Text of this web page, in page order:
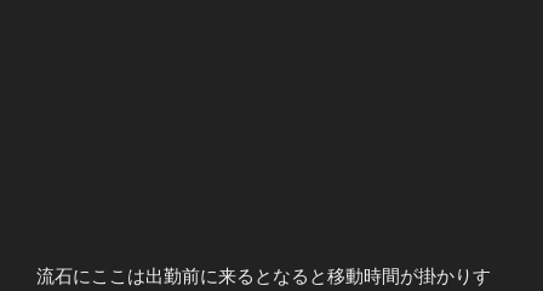
流石にここは出勤前に来るとなると移動時間が掛かりす